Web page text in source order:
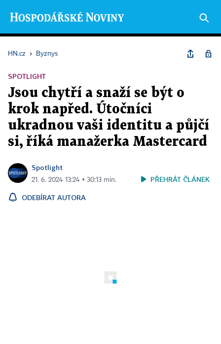
HN.cz › Byznys
SPOTLIGHT
Jsou chytří a snaží se být o
krok napřed. Útočníci
ukradnou vaši identitu a půjčí
si, říká manažerka Mastercard
Spotlight
21. 6. 2024 13:24 ▪ 30:13 min. PŘEHRÁT ČLÁNEK
ODEBÍRAT AUTORA